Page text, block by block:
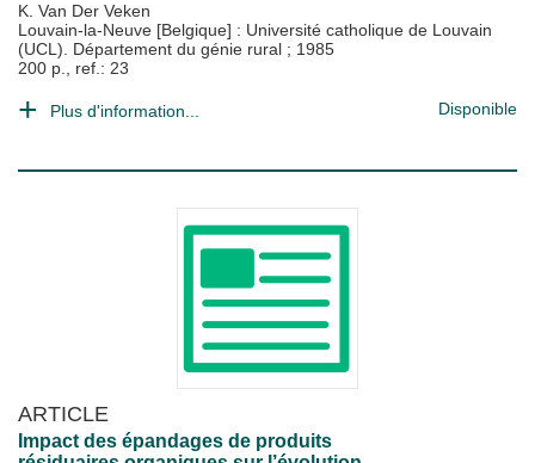
K. Van Der Veken
Louvain-la-Neuve [Belgique] : Université catholique de Louvain
(UCL). Département du génie rural ; 1985
200 p., ref.: 23
Plus d'information... Disponible
ARTICLE
Impact des épandages de produits